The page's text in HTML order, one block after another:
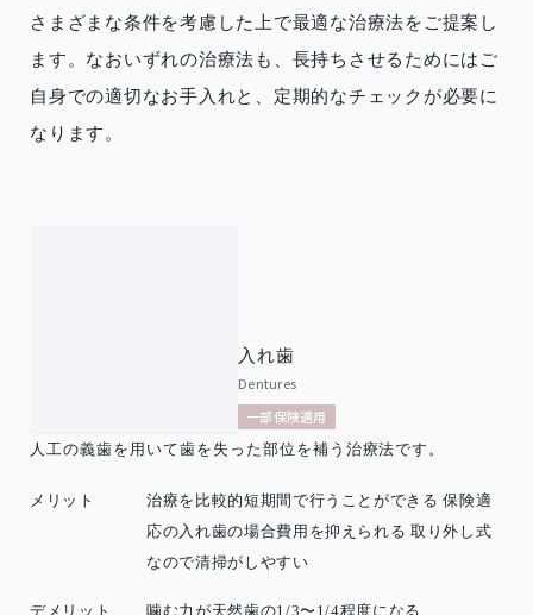
さまざまな条件を考慮した上で最適な治療法をご提案し
ます。なおいずれの治療法も、長持ちさせるためにはご
自身での適切なお手入れと、定期的なチェックが必要に
なります。
入れ歯
Dentures
一部保険適用
人工の義歯を用いて歯を失った部位を補う治療法です。
メリット
治療を比較的短期間で行うことができる 保険適
応の入れ歯の場合費用を抑えられる 取り外し式
なので清掃がしやすい
デメリット
噛む力が天然歯の1/3〜1/4程度になる